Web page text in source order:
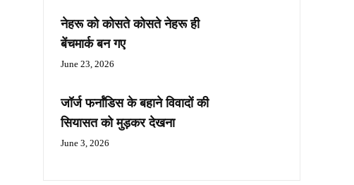
नेहरू को कोसते कोसते नेहरू ही
बेंचमार्क बन गए
June 23, 2026
जॉर्ज फर्नांडिस के बहाने विवादों की
सियासत को मुड़कर देखना
June 3, 2026